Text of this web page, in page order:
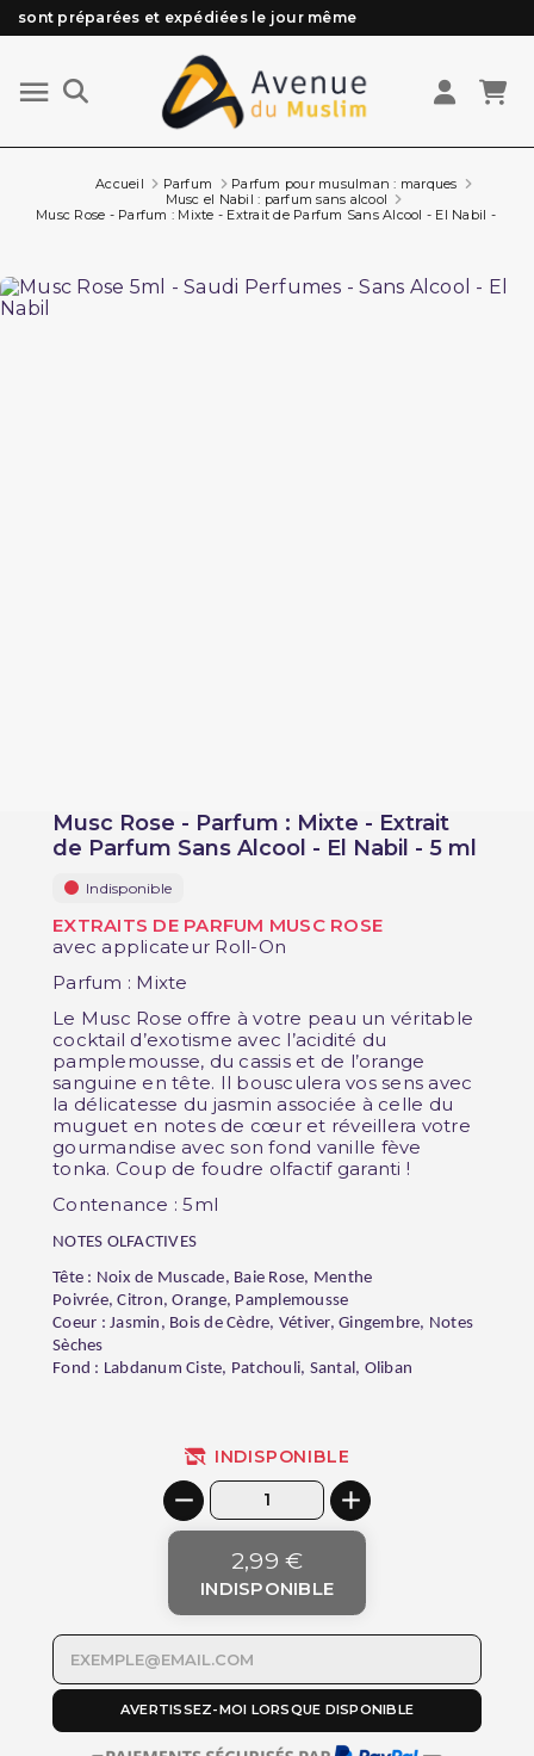
Besoin d'aide ? Retrouvez notre FAQ
Livraison offerte à partir de 89€ d'achat*
Les Commandes passées avant 15h (lun au Vend)
sont préparées et expédiées le jour même
Accueil Parfum
Parfum pour musulman : marques
Musc el Nabil : parfum sans alcool
Musc Rose - Parfum : Mixte - Extrait de Parfum Sans Alcool - El Nabil - 5 ml
Musc Rose - Parfum : Mixte - Extrait
de Parfum Sans Alcool - El Nabil - 5 ml
Indisponible
EXTRAITS DE PARFUM MUSC ROSE
avec applicateur Roll-On
Parfum : Mixte
Le Musc Rose offre à votre peau un véritable
cocktail d’exotisme avec l’acidité du
pamplemousse, du cassis et de l’orange
sanguine en tête. Il bousculera vos sens avec
la délicatesse du jasmin associée à celle du
muguet en notes de cœur et réveillera votre
gourmandise avec son fond vanille fève
tonka. Coup de foudre olfactif garanti !
Contenance : 5ml
NOTES OLFACTIVES
Tête : Noix de Muscade, Baie Rose, Menthe
Poivrée, Citron, Orange, Pamplemousse
Coeur : Jasmin, Bois de Cèdre, Vétiver, Gingembre, Notes
Sèches
Fond : Labdanum Ciste, Patchouli, Santal, Oliban
INDISPONIBLE
2,99 €
INDISPONIBLE
AVERTISSEZ-MOI LORSQUE DISPONIBLE